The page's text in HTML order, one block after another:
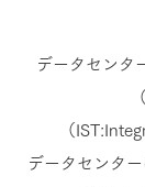
データセンタ
（
データセンタ